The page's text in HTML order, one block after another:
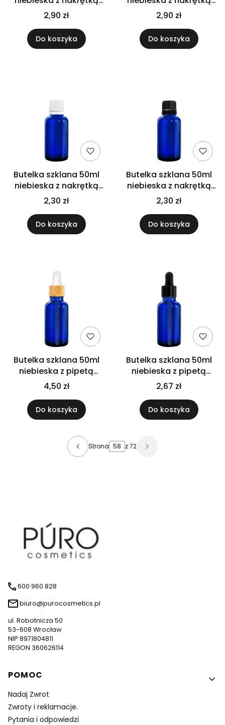
Flip Top białą
2,90 zł
Do koszyka
Flip Top czarną
2,90 zł
Do koszyka
Butelka szklana 50ml
niebieska z nakrętką
plastikową białą
2,30 zł
Do koszyka
Butelka szklana 50ml
niebieska z nakrętką
plastikową czarną
2,30 zł
Do koszyka
Butelka szklana 50ml
niebieska z pipetą
bambusową
4,50 zł
Do koszyka
Butelka szklana 50ml
niebieska z pipetą
czarną połysk
2,67 zł
Do koszyka
Strona z 72
600 960 828
biuro@purocosmetics.pl
ul. Robotnicza 50
53-608 Wrocław
NIP 8971804811
REGON 360626114
Linki w stopce
POMOC
Nadaj Zwrot
Zwroty i reklamacje.
Pytania i odpowiedzi